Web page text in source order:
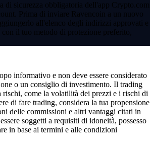
di sicurezza obbligatoria dell'app Crypto.com
Prima di inviare Ravencoin a un nuovo
all'elenco degli indirizzi approvati e
il tuo metodo di protezione preferito,
informativo e non deve essere considerato
o un consiglio di investimento. Il trading
come la volatilità dei prezzi e i rischi di
di fare trading, considera la tua propensione
delle commissioni e altri vantaggi citati in
soggetti a requisiti di idoneità, possesso
in base ai termini e alle condizioni